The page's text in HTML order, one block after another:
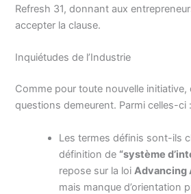
Refresh 31, donnant aux
accepter la clause.
Inquiétudes de l’Industrie
Comme pour toute nouvelle initiative,
questions demeurent. Parmi celles-ci :
Les termes définis sont-ils
définition de “système
repose sur la loiAdvancing
mais manque d’orientation